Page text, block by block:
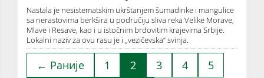
Nastala je nesistematskim ukrštanjem šumadinke i mangulice
sa nerastovima berkšira u područiju sliva reka Velike Morave,
Mlave i Resave, kao i u istočnim brdovitim krajevima Srbije.
Lokalni naziv za ovu rasu je i „vezičevska“ svinja.
← Раније 1 2 3 4 5